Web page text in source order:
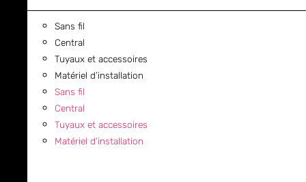
Sans fil
Central
Tuyaux et accessoires
Matériel d’installation
Sans fil
Central
Tuyaux et accessoires
Matériel d’installation